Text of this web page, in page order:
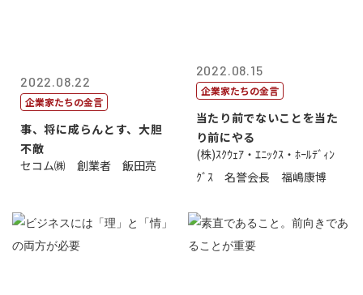
2022.08.22
企業家たちの金言
事、将に成らんとす、大胆
不敵
セコム㈱ 創業者 飯田亮
2022.08.15
企業家たちの金言
当たり前でないことを当た
り前にやる
(株)ｽｸｳｪｱ・ｴﾆｯｸｽ・ﾎｰﾙﾃﾞｨﾝ
ｸﾞｽ 名誉会長 福嶋康博